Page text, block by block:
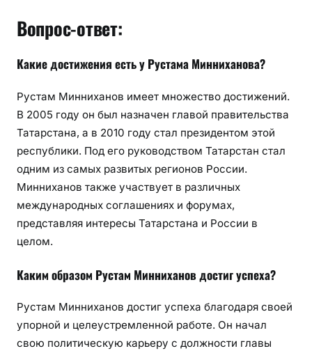
Вопрос-ответ:
Какие достижения есть у Рустама Минниханова?
Рустам Минниханов имеет множество достижений.
В 2005 году он был назначен главой правительства
Татарстана, а в 2010 году стал президентом этой
республики. Под его руководством Татарстан стал
одним из самых развитых регионов России.
Минниханов также участвует в различных
международных соглашениях и форумах,
представляя интересы Татарстана и России в
целом.
Каким образом Рустам Минниханов достиг успеха?
Рустам Минниханов достиг успеха благодаря своей
упорной и целеустремленной работе. Он начал
свою политическую карьеру с должности главы